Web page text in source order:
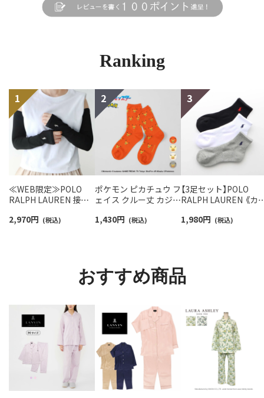
Ranking
≪WEB限定≫POLO
RALPH LAUREN 接触
ームカバー ＆ レッグウ
2,970円 (税込)
ポケモン ピカチュウ フ
ェイス クルー丈 カジュ
ス 日本製 03307006
1,430円 (税込)
【3足セット】POLO
RALPH LAUREN 《カ
アーチサポート ワンポ
1,980円 (税込)
おすすめ商品